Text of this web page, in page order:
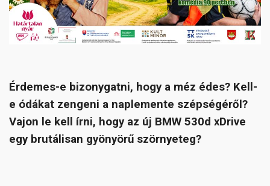
Érdemes-e bizonygatni, hogy a méz édes? Kell-
e ódákat zengeni a naplemente szépségéről?
Vajon le kell írni, hogy az új BMW 530d xDrive
egy brutálisan gyönyörű szörnyeteg?